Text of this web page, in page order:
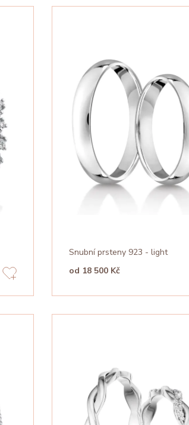
Snubní prsteny 923 - light
od 18 500 Kč